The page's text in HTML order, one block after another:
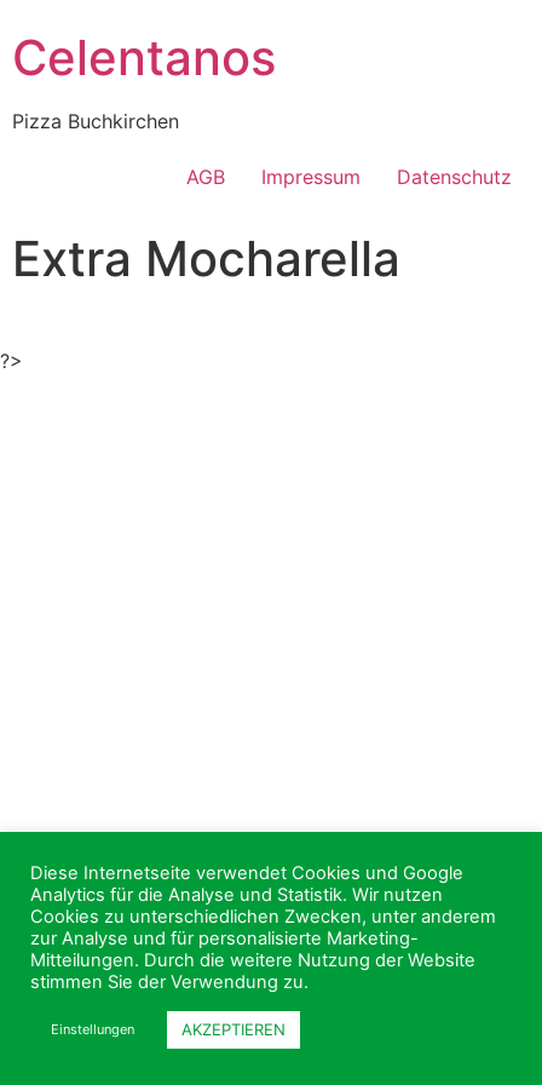
Celentanos
Pizza Buchkirchen
AGB Impressum Datenschutz
Extra Mocharella
Diese Internetseite verwendet Cookies und Google
Analytics für die Analyse und Statistik. Wir nutzen
Cookies zu unterschiedlichen Zwecken, unter anderem
zur Analyse und für personalisierte Marketing-
Mitteilungen. Durch die weitere Nutzung der Website
stimmen Sie der Verwendung zu.
Einstellungen AKZEPTIEREN
?>